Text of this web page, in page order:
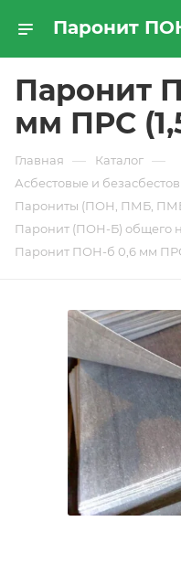
Паронит
мм ПРС
Главная — Каталог —
Асбестовые и
Парониты (ПОН, ПМБ,
Паронит (ПОН-Б) общего
Паронит ПОН-б 0,6 мм ПРС